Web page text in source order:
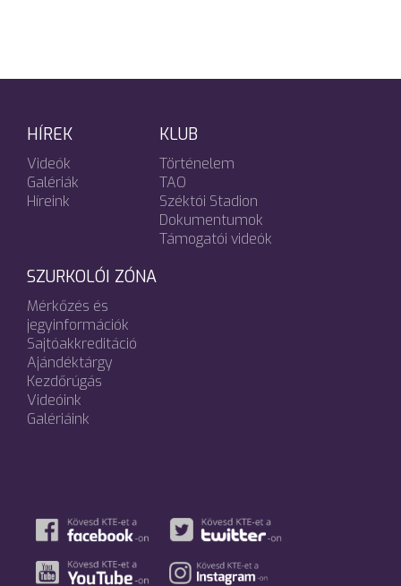
HÍREK
Videók
Galériák
Híreink
KLUB
Történelem
TAO
Széktói Stadion
Dokumentumok
Támogatói videók
SZURKOLÓI ZÓNA
Mérkőzés és
jegyinformációk
Sajtóakkreditáció
Ajándéktárgy
Kezdőrúgás
Videóink
Galériáink